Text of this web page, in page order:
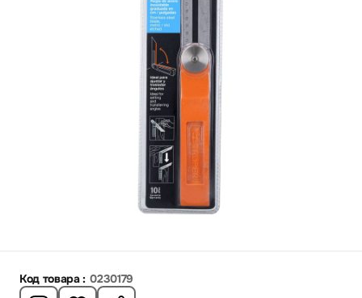
Код товара : 0230179